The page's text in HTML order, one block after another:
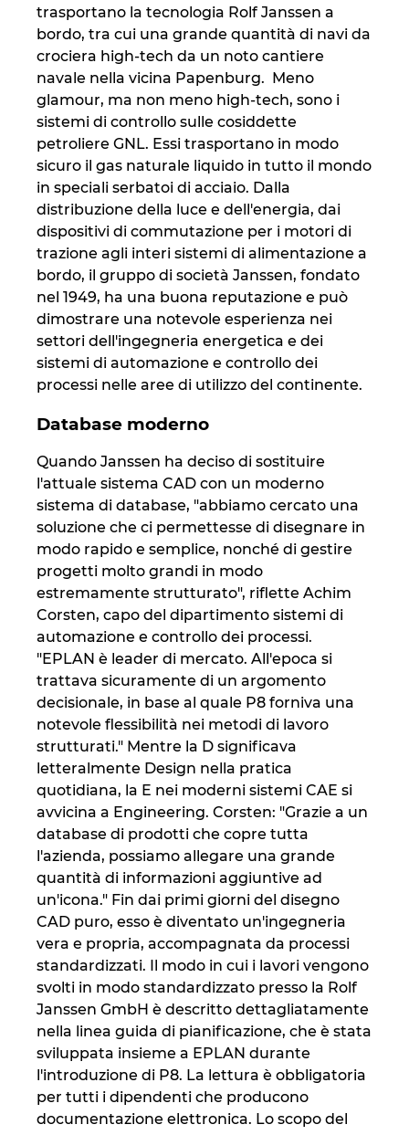
trasportano la tecnologia Rolf Janssen a
bordo, tra cui una grande quantità di navi da
crociera high-tech da un noto cantiere
navale nella vicina Papenburg. Meno
glamour, ma non meno high-tech, sono i
sistemi di controllo sulle cosiddette
petroliere GNL. Essi trasportano in modo
sicuro il gas naturale liquido in tutto il mondo
in speciali serbatoi di acciaio. Dalla
distribuzione della luce e dell'energia, dai
dispositivi di commutazione per i motori di
trazione agli interi sistemi di alimentazione a
bordo, il gruppo di società Janssen, fondato
nel 1949, ha una buona reputazione e può
dimostrare una notevole esperienza nei
settori dell'ingegneria energetica e dei
sistemi di automazione e controllo dei
processi nelle aree di utilizzo del continente.
Database moderno
Quando Janssen ha deciso di sostituire
l'attuale sistema CAD con un moderno
sistema di database, "abbiamo cercato una
soluzione che ci permettesse di disegnare in
modo rapido e semplice, nonché di gestire
progetti molto grandi in modo
estremamente strutturato", riflette Achim
Corsten, capo del dipartimento sistemi di
automazione e controllo dei processi.
"EPLAN è leader di mercato. All'epoca si
trattava sicuramente di un argomento
decisionale, in base al quale P8 forniva una
notevole flessibilità nei metodi di lavoro
strutturati." Mentre la D significava
letteralmente Design nella pratica
quotidiana, la E nei moderni sistemi CAE si
avvicina a Engineering. Corsten: "Grazie a un
database di prodotti che copre tutta
l'azienda, possiamo allegare una grande
quantità di informazioni aggiuntive ad
un'icona." Fin dai primi giorni del disegno
CAD puro, esso è diventato un'ingegneria
vera e propria, accompagnata da processi
standardizzati. Il modo in cui i lavori vengono
svolti in modo standardizzato presso la Rolf
Janssen GmbH è descritto dettagliatamente
nella linea guida di pianificazione, che è stata
sviluppata insieme a EPLAN durante
l'introduzione di P8. La lettura è obbligatoria
per tutti i dipendenti che producono
documentazione elettronica. Lo scopo del
Japan
Lithuania
Luxembourg
Malaysia
Mexico
Netherlands
New Zealand
Norway
Poland
Portugal
Romania
Serbia
Singapore
Slovakia
Slovenia
South Africa
South Korea
Spain
Sweden
Switzerland
Thailand
Turkey